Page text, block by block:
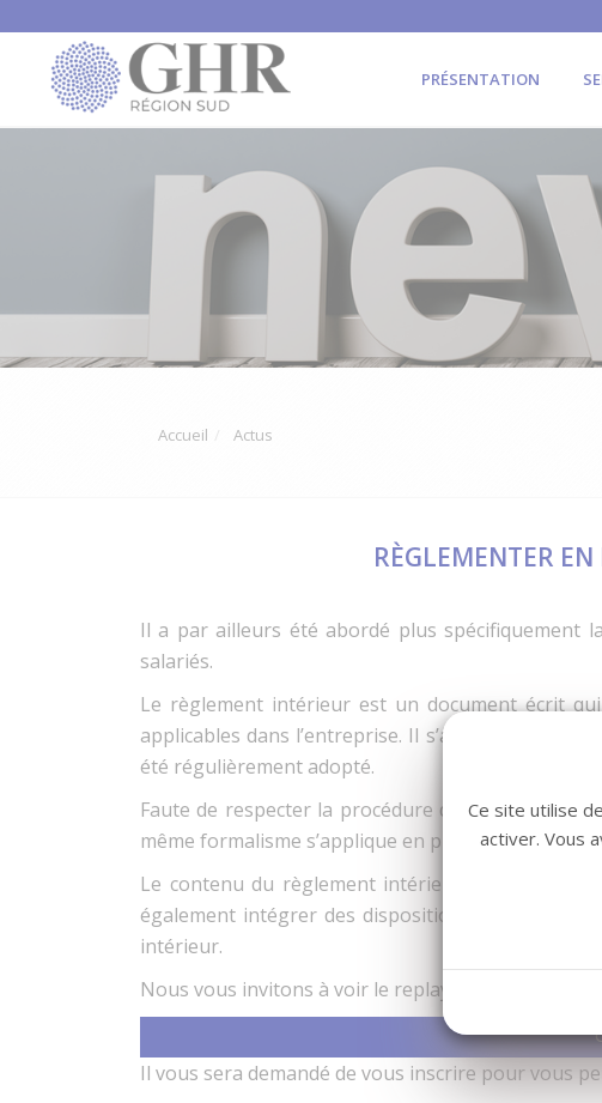
PRÉSENTATION
Accueil Actus
RÈGLEMENTER
Il a par ailleurs été abordé plus spécifiquement
salariés.
Le règlement intérieur est un document écrit
applicables dans l’entreprise. Il s’applique à tous
été régulièrement adopté.
Faute de respecter la procédure de mise
même formalisme s’applique en principe aux
Le contenu du règlement intérieur n’est pas
également intégrer des dispositions légales,
intérieur.
Nous vous invitons à voir le replay du webinaire du
Il vous sera demandé de vous inscrire pour vous
Ce site utilise
activer. Vous